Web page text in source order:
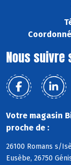
Nous suivre
Votre magasin
proche de :
26100 Romans s/
Eusèbe, 26750